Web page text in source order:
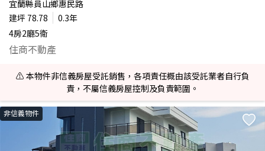
宜蘭縣員山鄉惠民路
建坪 78.78
0.3年
4房2廳5衛
住商不動產
⚠️ 本物件非信義房屋受託銷售，各項責任概由該受託業者自行負
責，不屬信義房屋控制及負責範圍。
非信義物件